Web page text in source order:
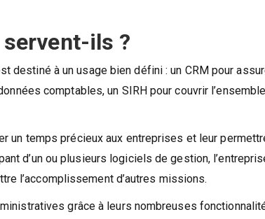
ils ?
destiné à un usage bien défini : un CRM pour
comptables, un SIRH pour couvrir
un temps précieux aux entreprises et leur
d’un ou plusieurs logiciels de gestion,
l’accomplissement d’autres missions.
grâce à leurs nombreuses